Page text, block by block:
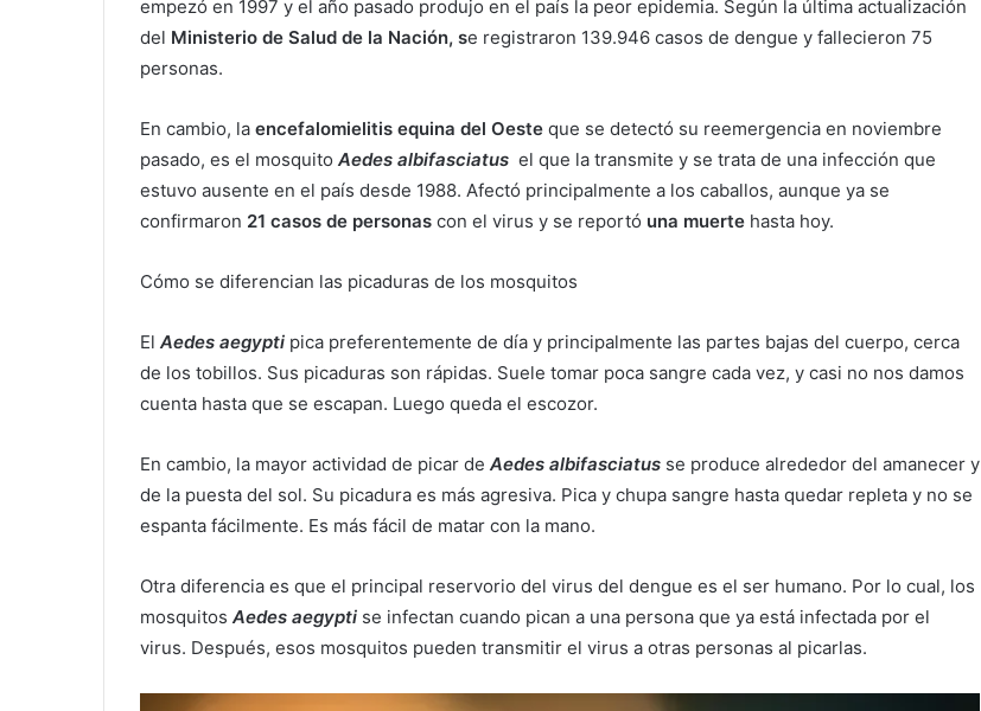
empezó en 1997 y el año pasado produjo en el país la peor epidemia. Según la última actualización
del Ministerio de Salud de la Nación, se registraron 139.946 casos de dengue y fallecieron 75
personas.
En cambio, la encefalomielitis equina del Oeste que se detectó su reemergencia en noviembre
pasado, es el mosquito Aedes albifasciatus el que la transmite y se trata de una infección que
estuvo ausente en el país desde 1988. Afectó principalmente a los caballos, aunque ya se
confirmaron 21 casos de personas con el virus y se reportó una muerte hasta hoy.
Cómo se diferencian las picaduras de los mosquitos
El Aedes aegypti pica preferentemente de día y principalmente las partes bajas del cuerpo, cerca
de los tobillos. Sus picaduras son rápidas. Suele tomar poca sangre cada vez, y casi no nos damos
cuenta hasta que se escapan. Luego queda el escozor.
En cambio, la mayor actividad de picar de Aedes albifasciatus se produce alrededor del amanecer y
de la puesta del sol. Su picadura es más agresiva. Pica y chupa sangre hasta quedar repleta y no se
espanta fácilmente. Es más fácil de matar con la mano.
Otra diferencia es que el principal reservorio del virus del dengue es el ser humano. Por lo cual, los
mosquitos Aedes aegypti se infectan cuando pican a una persona que ya está infectada por el
virus. Después, esos mosquitos pueden transmitir el virus a otras personas al picarlas.